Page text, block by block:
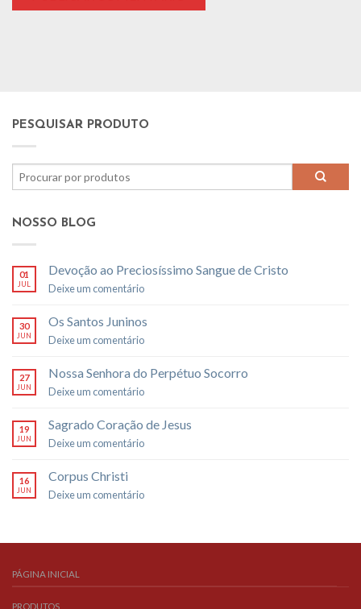
PESQUISAR PRODUTO
NOSSO BLOG
01
JUL
Devoção ao Preciosíssimo Sangue de Cristo
Deixe um comentário
30
JUN
Os Santos Juninos
Deixe um comentário
27
JUN
Nossa Senhora do Perpétuo Socorro
Deixe um comentário
19
JUN
Sagrado Coração de Jesus
Deixe um comentário
16
JUN
Corpus Christi
Deixe um comentário
PÁGINA INICIAL
PRODUTOS